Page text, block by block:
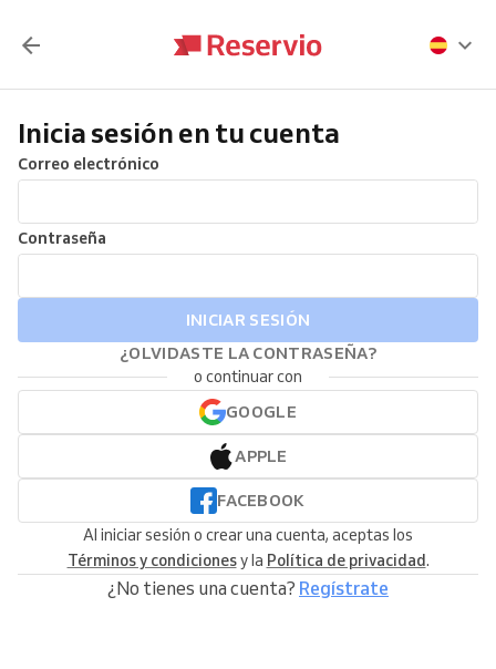
Inicia sesión en tu cuenta
Correo electrónico
Contraseña
INICIAR SESIÓN
¿OLVIDASTE LA CONTRASEÑA?
o continuar con
GOOGLE
APPLE
FACEBOOK
Al iniciar sesión o crear una cuenta, aceptas los
Términos y condicionesy la Política de privacidad.
¿No tienes una cuenta? Regístrate